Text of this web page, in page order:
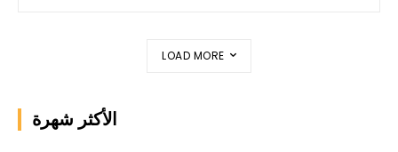
LOAD MORE
الأكثر شهرة